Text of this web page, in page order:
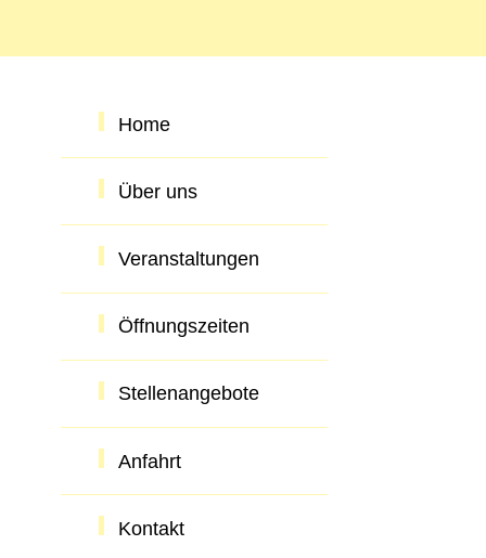
Home
Über uns
Veranstaltungen
Öffnungszeiten
Stellenangebote
Anfahrt
Kontakt